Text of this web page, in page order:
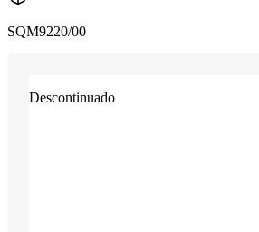
SQM9220/00
Descontinuado